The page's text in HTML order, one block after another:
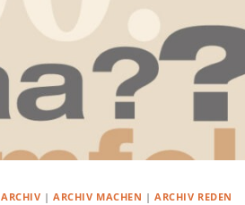
ARCHIV |ARCHIV MACHEN |ARCHIV REDEN